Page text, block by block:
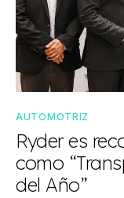
AUTOMOTRIZ
Ryder es
como
del Año”